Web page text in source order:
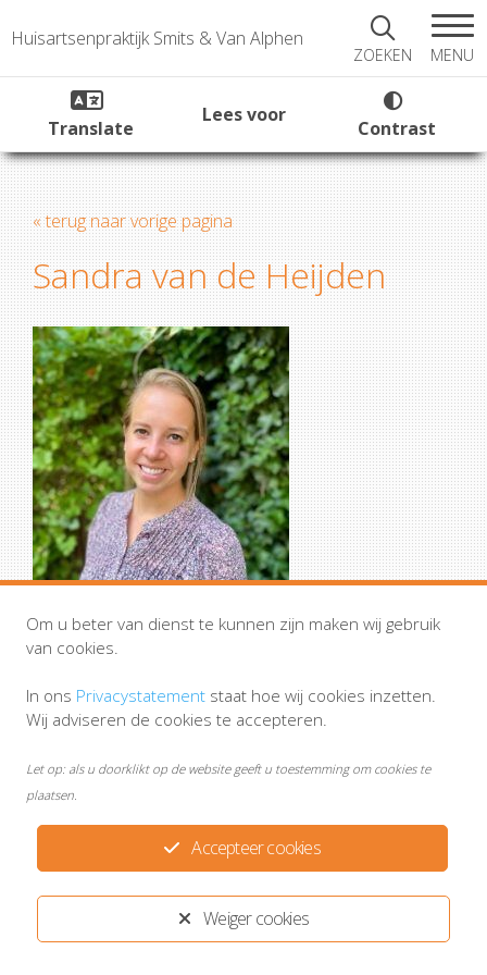
Huisartsenpraktijk Smits & Van Alphen
ZOEKEN MENU
Translate
Lees voor
Contrast
« terug naar vorige pagina
Sandra van de Heijden
Huisartsenpraktijk Smits & Van Alphen
Disclaimer MijnGezondheid.net Privacystatement
Weiger cookies
Accepteer cookies
Om u beter van dienst te kunnen zijn maken wij gebruik
van cookies.
In ons Privacystatement staat hoe wij cookies inzetten.
Wij adviseren de cookies te accepteren.
Let op: als u doorklikt op de website geeft u toestemming om cookies te
plaatsen.